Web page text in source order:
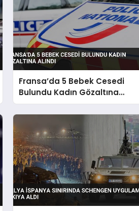
Fransa’da 5 Bebek Cesedi
Bulundu Kadın Gözaltına
Alındı